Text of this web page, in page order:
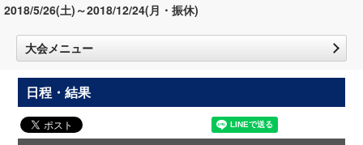
2018/5/26(土)～2018/12/24(月・振休)
大会メニュー
日程・結果